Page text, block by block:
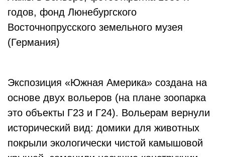
годов, фонд Люнебургского
Восточнопрусского земельного музея
(Германия)
Экспозиция «Южная Америка» создана на
основе двух вольеров (на плане зоопарка
это объекты Г23 и Г24). Вольерам вернули
исторический вид: домики для животных
покрыли экологически чистой камышовой